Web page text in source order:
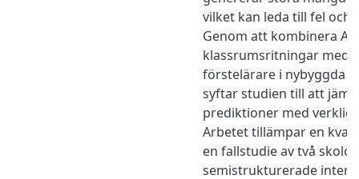
vilket kan leda till fel och
Genom att kombinera AI-
klassrumsritningar med
förstelärare i nybyggda
syftar studien till att
prediktioner med
Arbetet tillämpar en
en fallstudie av två skolor,
semistrukturerade